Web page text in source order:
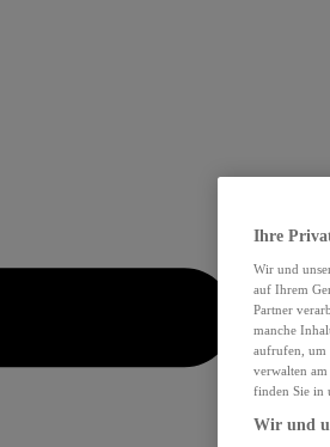
Ihre
Wir und
auf Ihrem
Partner
manche
aufrufen, um
verwalten
finden Sie in
Wir und